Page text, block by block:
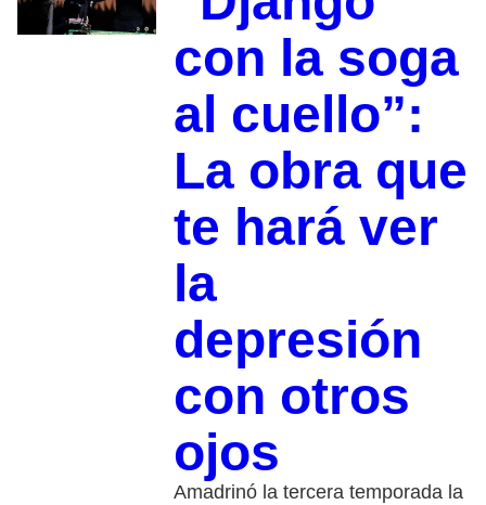
con la soga
al cuello”:
La obra que
te hará ver
la
depresión
con otros
ojos
Amadrinó la tercera temporada la